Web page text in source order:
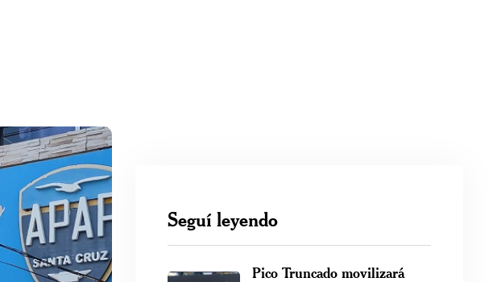
Seguí leyendo
Pico Truncado movilizará